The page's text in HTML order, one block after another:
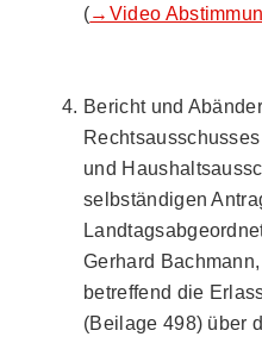
(→Video
Bericht und
und
selbständigen
Gerhard
betreffend die
(Beilage 498) über